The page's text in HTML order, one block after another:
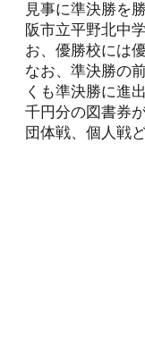
見事に準決勝を
阪市立平野北中
お、優勝校には
なお、準決勝の
くも準決勝に進
千円分の図書券
団体戦、個人戦